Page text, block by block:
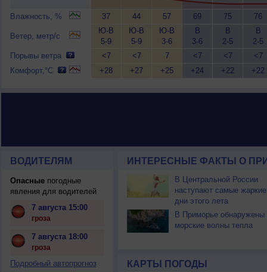
Влажность, %
Ветер, метр/с
Порывы ветра
Комфорт,°C
37
Ю-В
5-9
<7
+28
44
Ю-В
5-9
<7
+27
57
Ю-В
3-6
7
+25
69
В
3-6
<7
+24
75
В
2-5
<7
+22
76
В
2-5
<7
+22
ВОДИТЕЛЯМ
Опасныепогодные
явления для водителей
7 августа 15:00
гроза
7 августа 18:00
гроза
Подробный автопрогноз
ИНТЕРЕСНЫЕ ФАКТЫ О
В Центральной России
наступают самые жаркие
дни этого лета
В Приморье обнаружены
морские волны тепла
КАРТЫ ПОГОДЫ